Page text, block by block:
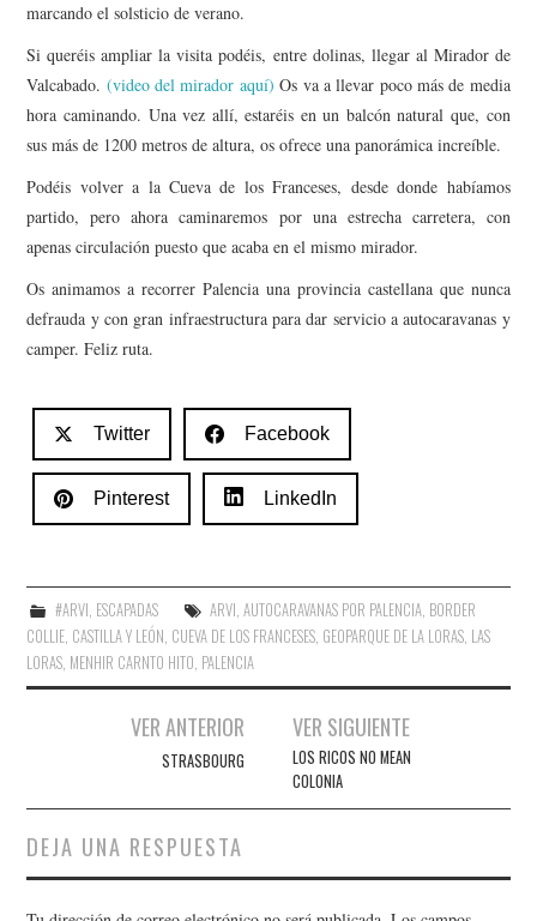
marcando el solsticio de verano.
Si queréis ampliar la visita podéis, entre dolinas, llegar al Mirador de
Valcabado. (video del mirador aquí) Os va a llevar poco más de media
hora caminando. Una vez allí, estaréis en un balcón natural que, con
sus más de 1200 metros de altura, os ofrece una panorámica increíble.
Podéis volver a la Cueva de los Franceses, desde donde habíamos
partido, pero ahora caminaremos por una estrecha carretera, con
apenas circulación puesto que acaba en el mismo mirador.
Os animamos a recorrer Palencia una provincia castellana que nunca
defrauda y con gran infraestructura para dar servicio a autocaravanas y
camper. Feliz ruta.
Twitter Facebook
Pinterest LinkedIn
#ARVI ESCAPADAS ARVI AUTOCARAVANAS POR PALENCIA, BORDER
COLLIE CASTILLA Y LEÓN CUEVA DE LOS FRANCESES GEOPARQUE DE LA LORAS LAS
LORAS MENHIR CARNTO HITO PALENCIA
Navegación
entradas
VER ANTERIOR
STRASBOURG
VER SIGUIENTE
LOS RICOS NO MEAN
COLONIA
DEJA UNA RESPUESTA